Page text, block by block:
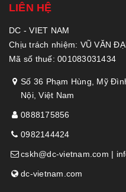
LIÊN HỆ
DC - VIET NAM
Chịu trách nhiệm: VŨ VĂN
Mã số thuế: 001083031434
Số 36 Phạm Hùng, Mỹ
Nội, Việt Nam
0888175856
0982144424
cskh@dc-vietnam.com |
dc-vietnam.com